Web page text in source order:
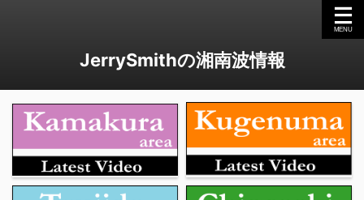
JerrySmithの湘南波情報